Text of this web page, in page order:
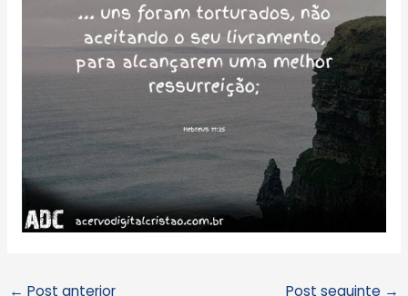
← Post anterior Post seguinte →